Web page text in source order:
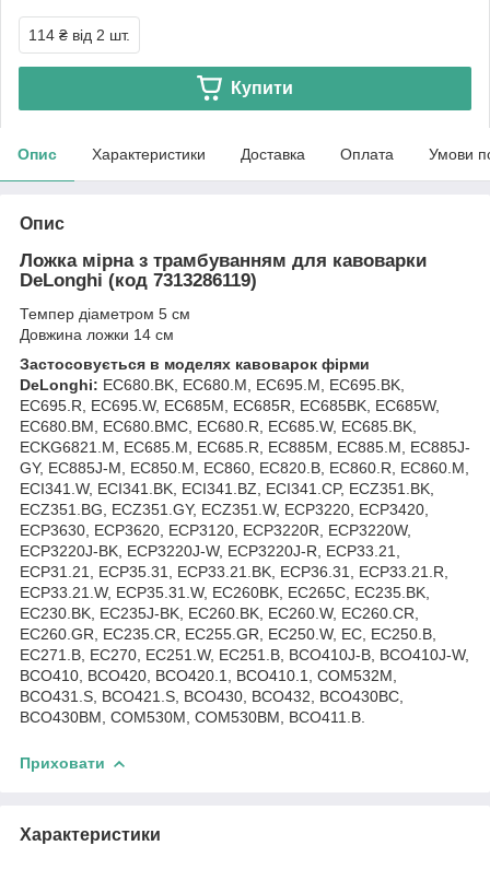
114 ₴ від 2 шт.
Купити
Опис Характеристики Доставка Оплата Умови
Опис
Ложка мірна з трамбуванням для кавоварки
DeLonghi (код 7313286119)
Темпер діаметром 5 см
Довжина ложки 14 см
Застосовується в моделях кавоварок фірми
DeLonghi: EC680.BK, EC680.M, EC695.M, EC695.BK,
EC695.R, EC695.W, EC685M, EC685R, EC685BK, EC685W,
EC680.BM, EC680.BMC, EC680.R, EC685.W, EC685.BK,
ECKG6821.M, EC685.M, EC685.R, EC885M, EC885.M, EC885J-
GY, EC885J-M, EC850.M, EC860, EC820.B, EC860.R, EC860.M,
ECI341.W, ECI341.BK, ECI341.BZ, ECI341.CP, ECZ351.BK,
ECZ351.BG, ECZ351.GY, ECZ351.W, ECP3220, ECP3420,
ECP3630, ECP3620, ECP3120, ECP3220R, ECP3220W,
ECP3220J-BK, ECP3220J-W, ECP3220J-R, ECP33.21,
ECP31.21, ECP35.31, ECP33.21.BK, ECP36.31, ECP33.21.R,
ECP33.21.W, ECP35.31.W, EC260BK, EC265C, EC235.BK,
EC230.BK, EC235J-BK, EC260.BK, EC260.W, EC260.CR,
EC260.GR, EC235.CR, EC255.GR, EC250.W, EC, EC250.B,
EC271.B, EC270, EC251.W, EC251.B, BCO410J-B, BCO410J-W,
BCO410, BCO420, BCO420.1, BCO410.1, COM532M,
BCO431.S, BCO421.S, BCO430, BCO432, BCO430BC,
BCO430BM, COM530M, COM530BM, BCO411.B.
Приховати
Характеристики